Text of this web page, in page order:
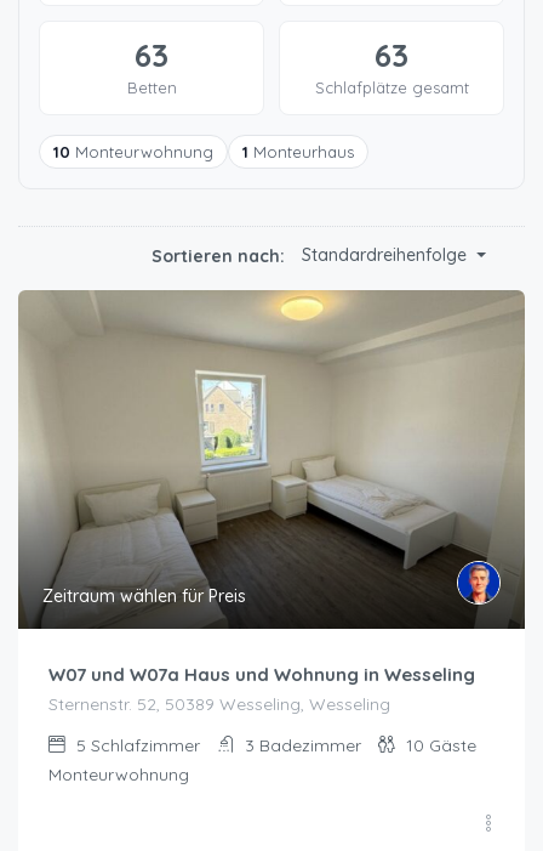
63
Betten
63
Schlafplätze gesamt
10 Monteurwohnung 1 Monteurhaus
Sortieren nach: Standardreihenfolge
Zeitraum wählen für Preis
W07 und W07a Haus und Wohnung in Wesseling
Sternenstr. 52, 50389 Wesseling, Wesseling
5 Schlafzimmer 3 Badezimmer 10 Gäste
Monteurwohnung